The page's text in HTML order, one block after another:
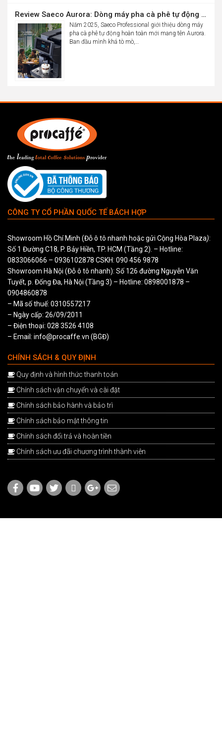
Review Saeco Aurora: Dòng máy pha cà phê tự động văn phòng mới của Saeco có gì đáng chú ý?
Năm 2025, Saeco Professional giới thiệu dòng máy
pha cà phê tự động hoàn toàn mới mang tên Aurora.
Ban đầu mình khá tò mò,…
CÔNG TY CỔ PHẦN QUỐC TẾ BÁCH HỢP
Showroom Hồ Chí Minh (Đỗ ô tô nhanh hoặc gửi Cộng Hòa Plaza):
Số 1 Đường C18, P. Bảy Hiền, TP. HCM (Tầng 2). – Hotline:
0833066066 – 0936102878 CSKH: 090 456 9878
Showroom Hà Nội (Đỗ ô tô nhanh): Số 126 đường Nguyễn Văn
Tuyết, p. Đống Đa, Hà Nội (Tầng 3) – Hotline: 0898001878 –
0904860878
– Mã số thuế: 0310557217
– Ngày cấp: 26/09/2011
– Điện thoại: 028 3526 4108
– Email: info@procaffe.vn (BGĐ)
CHÍNH SÁCH & QUY ĐỊNH
Quy định và hình thức thanh toán
Chính sách vận chuyển và cài đặt
Chính sách bảo hành và bảo trì
Chính sách bảo mật thông tin
Chính sách đổi trả và hoàn tiền
Chính sách ưu đãi chương trình thành viên